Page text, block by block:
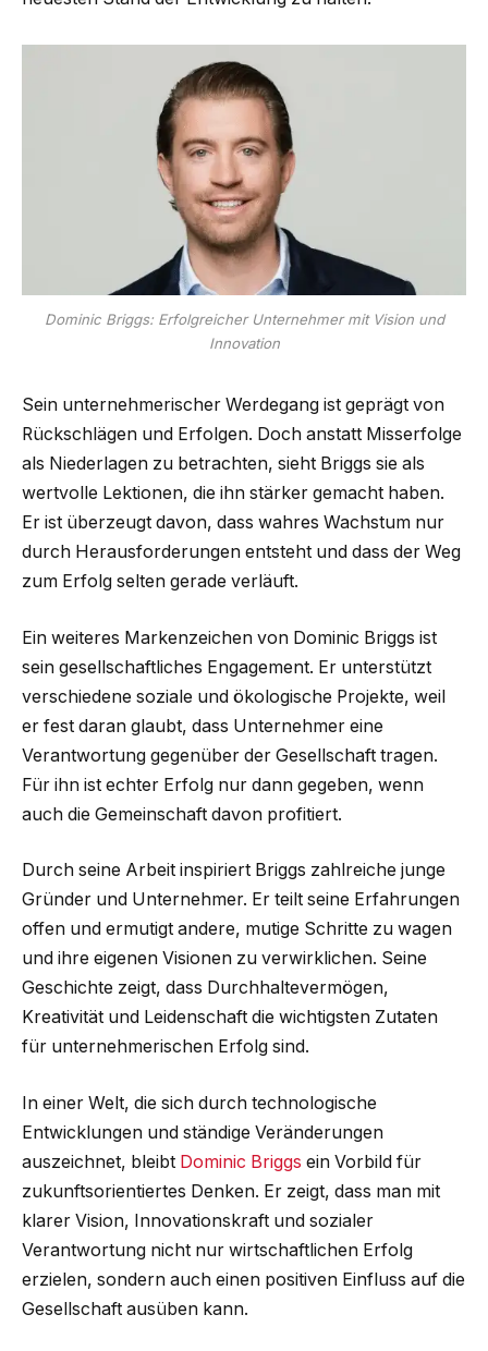
Dominic Briggs: Erfolgreicher Unternehmer mit Vision und
Innovation
Sein unternehmerischer Werdegang ist geprägt von
Rückschlägen und Erfolgen. Doch anstatt Misserfolge
als Niederlagen zu betrachten, sieht Briggs sie als
wertvolle Lektionen, die ihn stärker gemacht haben.
Er ist überzeugt davon, dass wahres Wachstum nur
durch Herausforderungen entsteht und dass der Weg
zum Erfolg selten gerade verläuft.
Ein weiteres Markenzeichen von Dominic Briggs ist
sein gesellschaftliches Engagement. Er unterstützt
verschiedene soziale und ökologische Projekte, weil
er fest daran glaubt, dass Unternehmer eine
Verantwortung gegenüber der Gesellschaft tragen.
Für ihn ist echter Erfolg nur dann gegeben, wenn
auch die Gemeinschaft davon profitiert.
Durch seine Arbeit inspiriert Briggs zahlreiche junge
Gründer und Unternehmer. Er teilt seine Erfahrungen
offen und ermutigt andere, mutige Schritte zu wagen
und ihre eigenen Visionen zu verwirklichen. Seine
Geschichte zeigt, dass Durchhaltevermögen,
Kreativität und Leidenschaft die wichtigsten Zutaten
für unternehmerischen Erfolg sind.
In einer Welt, die sich durch technologische
Entwicklungen und ständige Veränderungen
auszeichnet, bleibt Dominic Briggs ein Vorbild für
zukunftsorientiertes Denken. Er zeigt, dass man mit
klarer Vision, Innovationskraft und sozialer
Verantwortung nicht nur wirtschaftlichen Erfolg
erzielen, sondern auch einen positiven Einfluss auf die
Gesellschaft ausüben kann.